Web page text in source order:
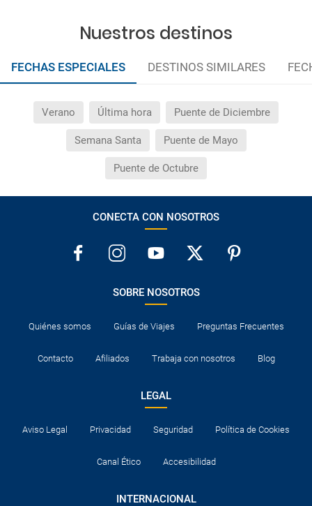
Nuestros destinos
FECHAS ESPECIALES DESTINOS SIMILARES
Verano Última hora Puente de Diciembre
Semana Santa Puente de Mayo
Puente de Octubre
CONECTA CON NOSOTROS
SOBRE NOSOTROS
Quiénes somos Guías de Viajes Preguntas Frecuentes
Contacto Afiliados Trabaja con nosotros Blog
LEGAL
Aviso Legal Privacidad Seguridad Política de Cookies
Canal Ético Accesibilidad
INTERNACIONAL